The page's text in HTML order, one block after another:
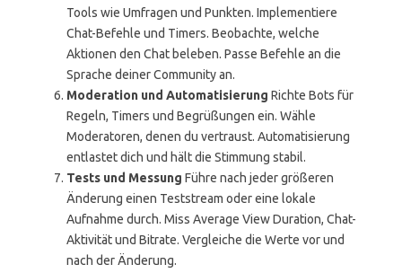
Tools wie Umfragen und Punkten. Implementiere
Chat-Befehle und Timers. Beobachte, welche
Aktionen den Chat beleben. Passe Befehle an die
Sprache deiner Community an.
Moderation und Automatisierung Richte Bots für
Regeln, Timers und Begrüßungen ein. Wähle
Moderatoren, denen du vertraust. Automatisierung
entlastet dich und hält die Stimmung stabil.
Tests und Messung Führe nach jeder größeren
Änderung einen Teststream oder eine lokale
Aufnahme durch. Miss Average View Duration, Chat-
Aktivität und Bitrate. Vergleiche die Werte vor und
nach der Änderung.